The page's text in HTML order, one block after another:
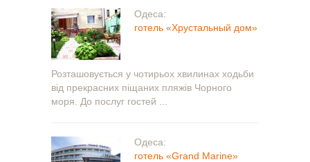
Одеса:
готель «Хрустальный дом»
Розташовується у чотирьох хвилинах ходьби
від прекрасних піщаних пляжів Чорного
моря. До послуг гостей ...
Одеса:
готель «Grand Marine»